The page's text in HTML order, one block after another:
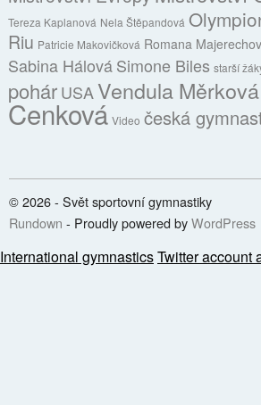
Tereza Kaplanová Nela Štěpandová
Riu Patricie Makovičková Romana
Sabina HálováSimone Biles starší
pohárUSAVendula Měrková
Cenková Video česká
© 2026 - Svět sportovní gymnastiky
Rundown - Proudly powered byWordPress
International gymnasticsTwitter account